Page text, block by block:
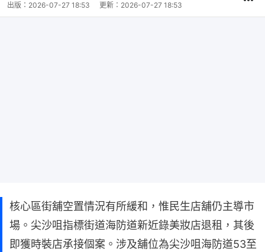
出版： 2026-07-27 18:53 更新： 2026-07-27 18:53
核心區街舖空置情況有所緩和，惟民生店舖仍主導市
場。尖沙咀指標街道海防道新近錄美妝店退租，其後
即獲時裝店承接個案。涉及舖位為尖沙咀海防道53至